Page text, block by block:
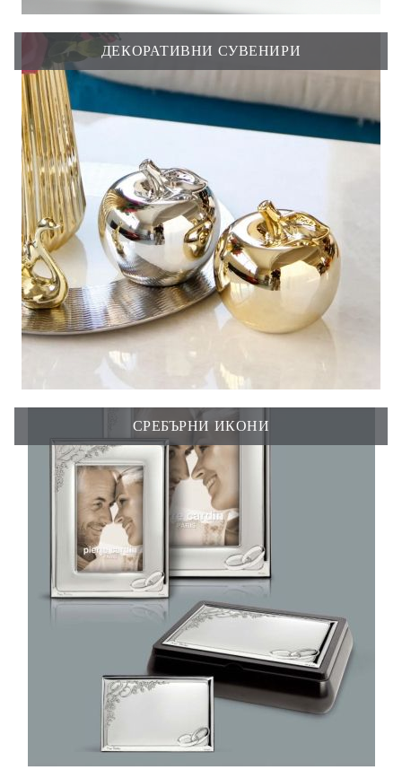
ДЕКОРАТИВНИ СУВЕНИРИ
СРЕБЪРНИ ИКОНИ